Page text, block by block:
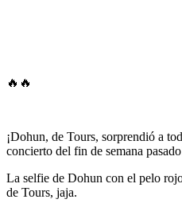
🔥🔥
¡Dohun, de Tours, sorprendió a
concierto del fin de semana
La selfie de Dohun con el pelo
de Tours, jaja.